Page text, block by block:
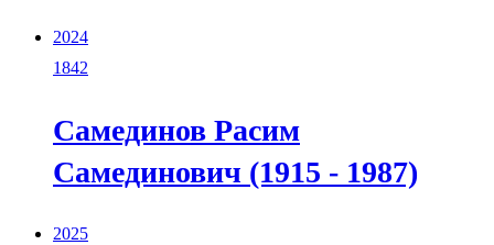
2024
1842
Самединов Расим
Самединович (1915 - 1987)
2025